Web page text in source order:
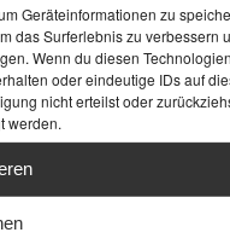
Geräteinformationen zu
das Surferlebnis zu verbessern
Wenn du diesen
oder eindeutige IDs auf
nicht erteilst oder
werden.
alles. Es kommt immer
Diese Sätze hört man des
man das andere
hört man in einem
Länge nicht
ist sondern die dicke. Okay